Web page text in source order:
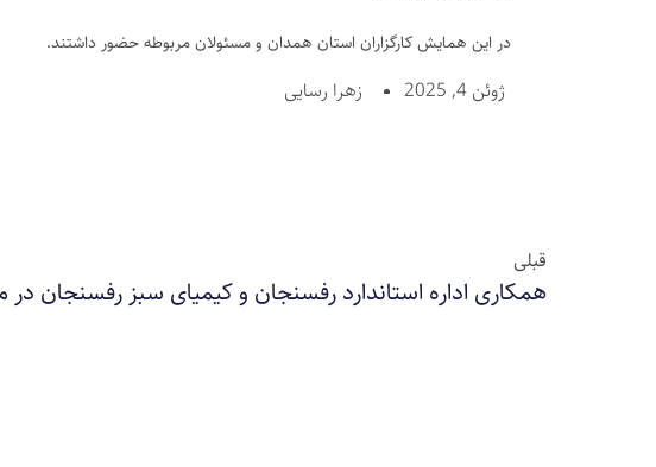
در این همایش کارگزاران استان همدان و مسئولان مربوطه حضور داشتند.
ژوئن 4, 2025 زهرا رسایی
قبلی